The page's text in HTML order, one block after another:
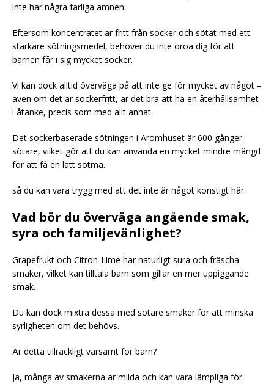
inte har några farliga ämnen.
Eftersom koncentratet är fritt från socker och sötat med ett
starkare sötningsmedel, behöver du inte oroa dig för att
barnen får i sig mycket socker.
Vi kan dock alltid överväga på att inte ge för mycket av något –
även om det är sockerfritt, är det bra att ha en återhållsamhet
i åtanke, precis som med allt annat.
Det sockerbaserade sötningen i Aromhuset är 600 gånger
sötare, vilket gör att du kan använda en mycket mindre mängd
för att få en lätt sötma.
så du kan vara trygg med att det inte är något konstigt här.
Vad bör du överväga angående smak,
syra och familjevänlighet?
Grapefrukt och Citron-Lime har naturligt sura och fräscha
smaker, vilket kan tilltala barn som gillar en mer uppiggande
smak.
Du kan dock mixtra dessa med sötare smaker för att minska
syrligheten om det behövs.
Är detta tillräckligt varsamt för barn?
Ja, många av smakerna är milda och kan vara lämpliga för